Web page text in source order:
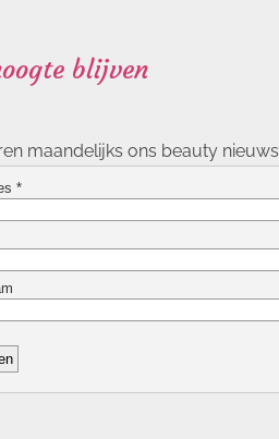
blijven
maandelijks ons beauty nieuws